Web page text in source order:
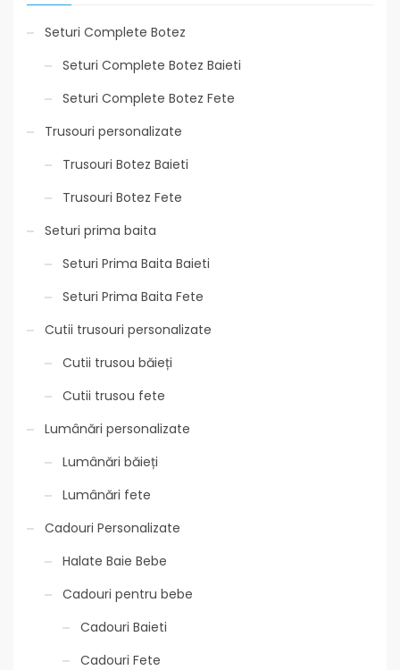
Seturi Complete Botez
Seturi Complete Botez Baieti
Seturi Complete Botez Fete
Trusouri personalizate
Trusouri Botez Baieti
Trusouri Botez Fete
Seturi prima baita
Seturi Prima Baita Baieti
Seturi Prima Baita Fete
Cutii trusouri personalizate
Cutii trusou băieți
Cutii trusou fete
Lumânări personalizate
Lumânări băieți
Lumânări fete
Cadouri Personalizate
Halate Baie Bebe
Cadouri pentru bebe
Cadouri Baieti
Cadouri Fete